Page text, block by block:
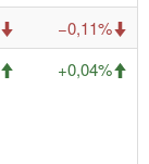
−0,11%
+0,04%